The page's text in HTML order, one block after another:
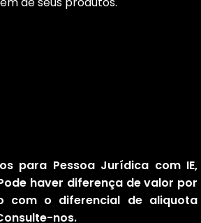
para Pessoa Jurídica com IE,
haver diferença de valor por
com o diferencial de aliquota
nos.